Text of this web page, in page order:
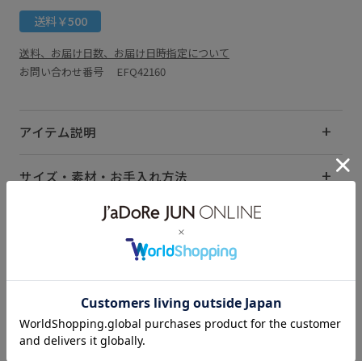
送料￥500
送料、お届け日数、お届け日時指定について
お問い合わせ番号 EFQ42160
アイテム説明
サイズ・素材・お手入れ方法
LB_COUPON コスメ